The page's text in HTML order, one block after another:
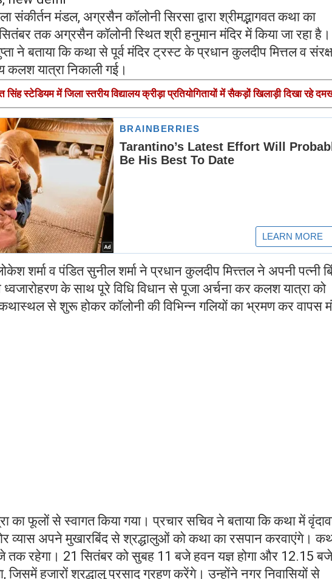
संकीर्तन मंडल, अग्रसैन कॉलोनी सिरसा द्वारा श्रीमद्भागवत कथा का
तक अग्रसैन कॉलोनी स्थित श्री हनुमान मंदिर में किया जा रहा है।
ने बताया कि कथा से पूर्व मंदिर ट्रस्ट के प्रधान कुलदीप मित्तल व
कलश यात्रा निकाली गई।
स्टेडियम में जिला स्तरीय विद्यालय क्रीड़ा प्रतियोगितायों में सैकड़ों खिलाड़ी दिखा रहे
शर्मा व पंडित सुनील शर्मा ने प्रधान कुलदीप मित्त्तल ने अपनी पत्नी
के साथ पूरे विधि विधान से पूजा अर्चना कर कलश यात्रा को
से शुरू होकर कॉलोनी की विभिन्न गलियों का भ्रमण कर वापस
का फूलों से स्वागत किया गया। प्रचार सचिव ने बताया कि कथा में
व्यास अपने मुखारबिंद से श्रद्धालुओं को कथा का रसपान करवाएंगे।
रहेगा। 21 सितंबर को सुबह 11 बजे हवन यज्ञ होगा और 12.15
जिसमें हजारों श्रद्धालु प्रसाद ग्रहण करेंगे। उन्होंने नगर निवासियों से